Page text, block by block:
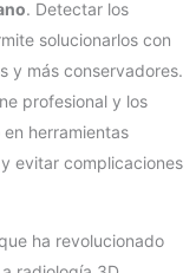
. Detectar los
solucionarlos con
y más conservadores.
profesional y los
herramientas
evitar complicaciones
ha revolucionado